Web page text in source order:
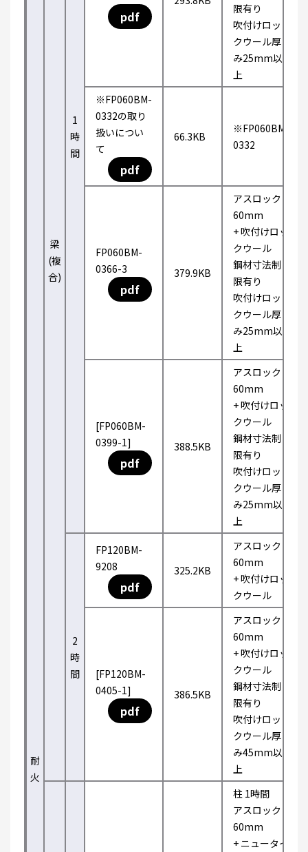
耐
火
梁
(複
合)
1
時
間
pdf
限有り
吹付けロッ
クウール厚
み25mm以
上
※FP060BM-
0332の取り
扱いについ
て
pdf
66.3KB
※FP060BM-
0332
FP060BM-
0366-3
pdf
379.9KB
アスロック
60mm
+ 吹付けロッ
クウール
鋼材寸法制
限有り
吹付けロッ
クウール厚
み25mm以
上
[FP060BM-
0399-1]
pdf
388.5KB
アスロック
60mm
+ 吹付けロッ
クウール
鋼材寸法制
限有り
吹付けロッ
クウール厚
み25mm以
上
2
時
間
FP120BM-
9208
pdf
325.2KB
アスロック
60mm
+ 吹付けロッ
クウール
[FP120BM-
0405-1]
pdf
386.5KB
アスロック
60mm
+ 吹付けロッ
クウール
鋼材寸法制
限有り
吹付けロッ
クウール厚
み45mm以
上
柱 1時間
アスロック
60mm
+ ニュータイ